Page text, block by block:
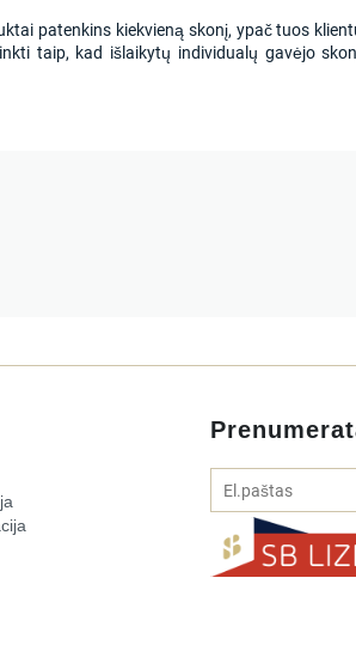
patenkins kiekvieną skonį, ypač tuos
taip, kad išlaikytų individualų gavėjo